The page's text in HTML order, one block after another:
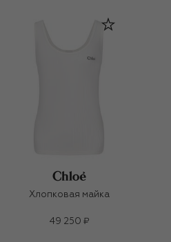
Хлопковая майка
49 250 ₽